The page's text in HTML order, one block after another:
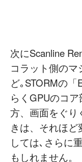
次にScanline
コラット側の
ど｡STORMの
らくGPUのコ
方、画面をぐり
きは、それほ
しては､さらに
もしれません。